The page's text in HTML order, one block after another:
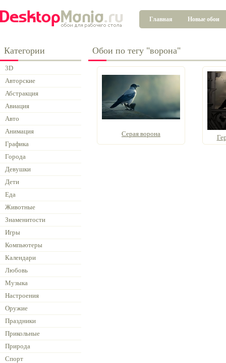
Главная Новые обои
Категории
3D
Авторские
Абстракция
Авиация
Авто
Анимация
Графика
Города
Девушки
Дети
Еда
Животные
Знаменитости
Игры
Компьютеры
Календари
Любовь
Музыка
Настроения
Оружие
Праздники
Прикольные
Природа
Спорт
Обои по тегу "ворона"
Серая ворона